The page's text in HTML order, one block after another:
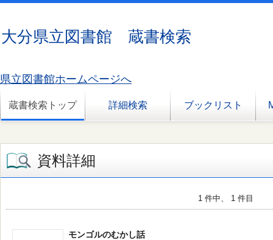
大分県立図書館 蔵書検索
県立図書館ホームページへ
蔵書検索トップ 詳細検索 ブックリスト
資料詳細
1 件中、 1 件目
モンゴルのむかし話